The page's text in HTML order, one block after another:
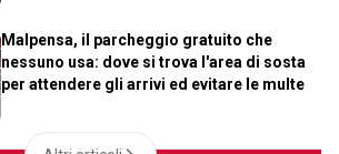
Malpensa, il parcheggio gratuito che
nessuno usa: dove si trova l'area di sosta
per attendere gli arrivi ed evitare le multe